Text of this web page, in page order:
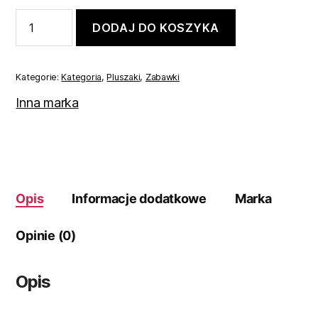
MASKOTKA
PLUSZOWA
PRZYTULANKA
DLA
DZIECI
DODAJ DO KOSZYKA
Kategorie:Kategoria,Pluszaki, Zabawki
Inna marka
Opis Informacje dodatkowe Marka
Opinie (0)
Opis